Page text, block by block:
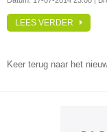
LEES VERDER
Keer terug naar het